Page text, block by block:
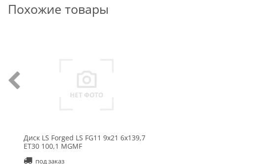
Похожие товары
Диск LS Forged LS FG11 9x21 6x139,7
ET30 100,1 MGMF
под заказ